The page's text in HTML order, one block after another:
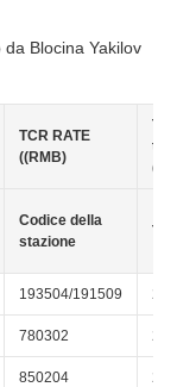
Blocina Yakilov
TCR RATE
((RMB)
(RMB)
Codice della
stazione
T/T
193504/191509 28
780302 24
850204 20